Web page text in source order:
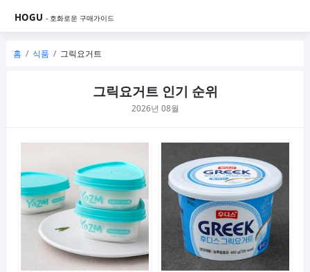
HOGU - 호화로운 구매가이드
홈 식품 그릭요거트
그릭요거트 인기 순위
2026년 08월